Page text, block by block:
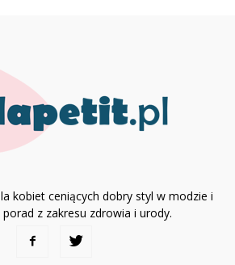
kobiet ceniących dobry styl w modzie i
z zakresu zdrowia i urody.